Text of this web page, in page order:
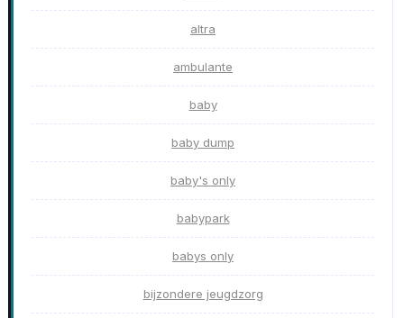
altra
ambulante
baby
baby dump
baby's only
babypark
babys only
bijzondere jeugdzorg